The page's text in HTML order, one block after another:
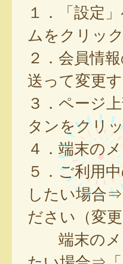
１．「設定
ムをクリック
２．会員情
送って変更
３．ページ
タンをクリ
４．端末の
５．ご利用
したい場合
ださい（変更
端末のメ